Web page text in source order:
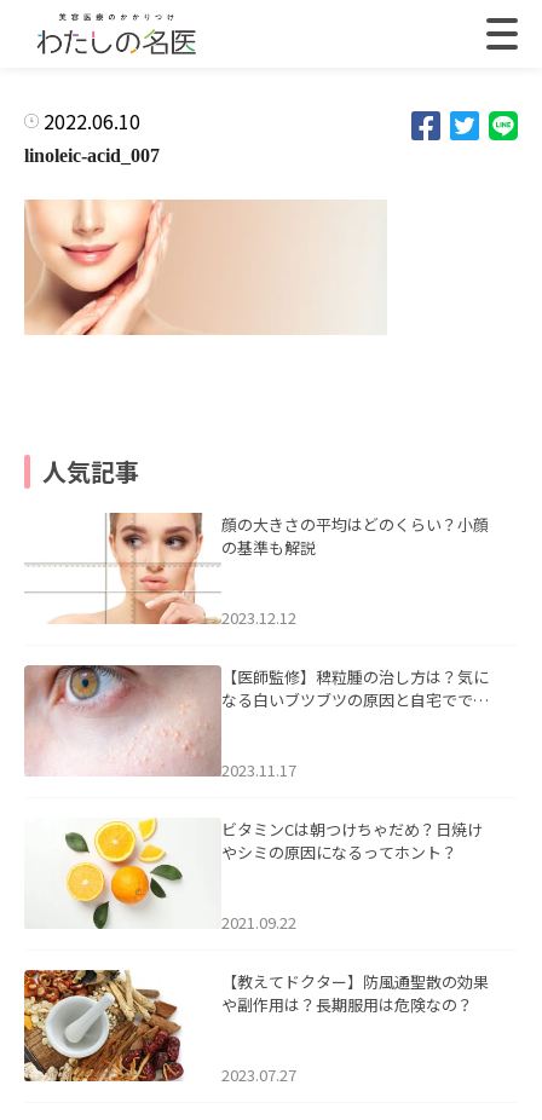
2022.06.10
linoleic-acid_007
人気記事
顔の大きさの平均はどのくらい？小顔
の基準も解説
2023.12.12
【医師監修】稗粒腫の治し方は？気に
なる白いブツブツの原因と自宅ででき
2023.11.17
ビタミンCは朝つけちゃだめ？日焼け
やシミの原因になるってホント？
2021.09.22
【教えてドクター】防風通聖散の効果
や副作用は？長期服用は危険なの？
2023.07.27